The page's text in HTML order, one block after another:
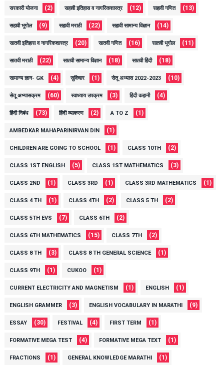
सरकारी योजना (2) सहावी इतिहास व नागरिकशास्त्र (12) सहावी गणित (13)
सहावी भूगोल (9) सहावी मराठी (22) सहावी सामान्य विज्ञान (14)
सातवी इतिहास व नागरिकशास्त्र (20) सातवी गणित (16) सातवी भूगोल (11)
सातवी मराठी (22) सातवी सामान्य विज्ञान (18) सातवी हिंदी (18)
सामान्य ज्ञान- GK (4) सुविचार (1) सेतू अभ्यास 2022-2023 (10)
सेतू अभ्यासक्रम (60) स्वाध्याय उपक्रम (3) हिंदी कहानी (4)
हिंदी निबंध (73) हिंदी व्याकरण (2) A TO Z (1)
AMBEDKAR MAHAPARINIRVAN DIN (1)
CHILDREN ARE GOING TO SCHOOL (1) CLASS 10TH (2)
CLASS 1ST ENGLISH (5) CLASS 1ST MATHEMATICS (3)
CLASS 2ND (1) CLASS 3RD (1) CLASS 3RD MATHEMATICS (1)
CLASS 4 TH (1) CLASS 4TH (2) CLASS 5 TH (2)
CLASS 5TH EVS (7) CLASS 6TH (2)
CLASS 6TH MATHEMATICS (15) CLASS 7TH (2)
CLASS 8 TH (3) CLASS 8 TH GENERAL SCIENCE (1)
CLASS 9TH (1) CUKOO (1)
CURRENT ELECTRICITY AND MAGNETISM (1) ENGLISH (1)
ENGLISH GRAMMER (3) ENGLISH VOCABULARY IN MARATHI (9)
ESSAY (30) FESTIVAL (4) FIRST TERM (1)
FORMATIVE MEGA TEST (4) FORMATIVE MEGA TEXT (1)
FRACTIONS (1) GENERAL KNOWLEDGE MARATHI (1)